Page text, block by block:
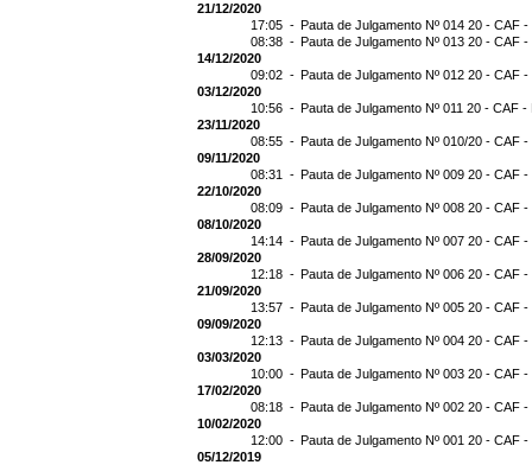
21/12/2020
17:05 - Pauta de Julgamento Nº 014 20 - CAF
08:38 - Pauta de Julgamento Nº 013 20 - CAF
14/12/2020
09:02 - Pauta de Julgamento Nº 012 20 - CAF
03/12/2020
10:56 - Pauta de Julgamento Nº 011 20 - CAF -
23/11/2020
08:55 - Pauta de Julgamento Nº 010/20 - CAF -
09/11/2020
08:31 - Pauta de Julgamento Nº 009 20 - CAF -
22/10/2020
08:09 - Pauta de Julgamento Nº 008 20 - CAF
08/10/2020
14:14 - Pauta de Julgamento Nº 007 20 - CAF
28/09/2020
12:18 - Pauta de Julgamento Nº 006 20 - CAF
21/09/2020
13:57 - Pauta de Julgamento Nº 005 20 - CAF
09/09/2020
12:13 - Pauta de Julgamento Nº 004 20 - CAF
03/03/2020
10:00 - Pauta de Julgamento Nº 003 20 - CAF
17/02/2020
08:18 - Pauta de Julgamento Nº 002 20 - CAF
10/02/2020
12:00 - Pauta de Julgamento Nº 001 20 - CAF
05/12/2019